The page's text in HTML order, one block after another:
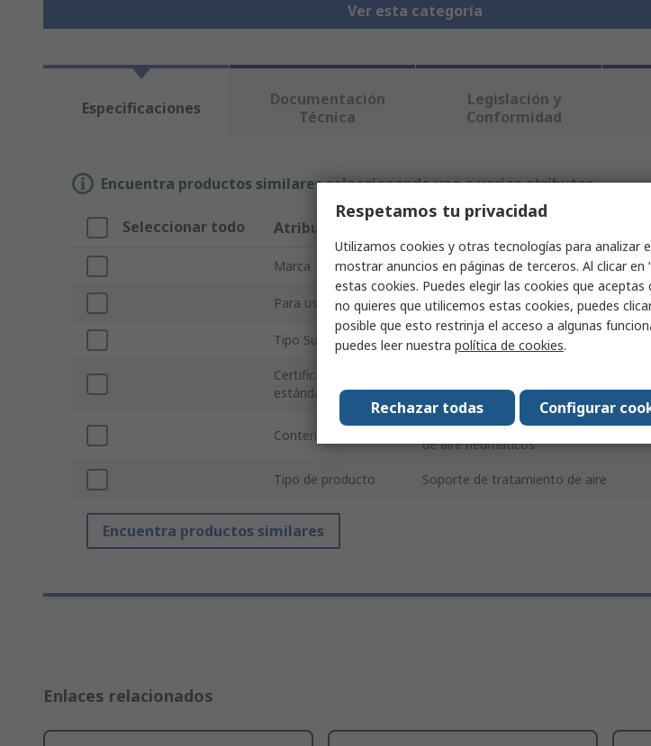
Ver esta categoría
Especificaciones
Documentación
Técnica
Legislación y
Conformidad
Encuentra productos similares seleccionando uno o varios atributos.
Seleccionar todo Atributo
Marca SMC
Para usar con Y210-F02-1-D
Tipo Sub Interfaz
Certificaciones y
estándares
Contenido
Accesorios de montaje para sistemas
de aire neumáticos
Tipo de producto Soporte de tratamiento de aire
Encuentra productos similares
Enlaces relacionados
Respetamos tu privacidad
Utilizamos cookies y otras tecnologías para analizar
mostrar anuncios en páginas de terceros. Al clicar en
estas cookies. Puedes elegir las cookies que aceptas
no quieres que utilicemos estas cookies, puedes
posible que esto restrinja el acceso a algunas
puedes leer nuestra política de cookies.
Configurar
Rechazar todas